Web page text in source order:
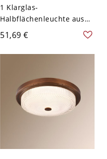
1 Klarglas-
Halbflächenleuchte aus
Kupferglocken für den
Flur im Bauernhaus-Stil
51,69 €